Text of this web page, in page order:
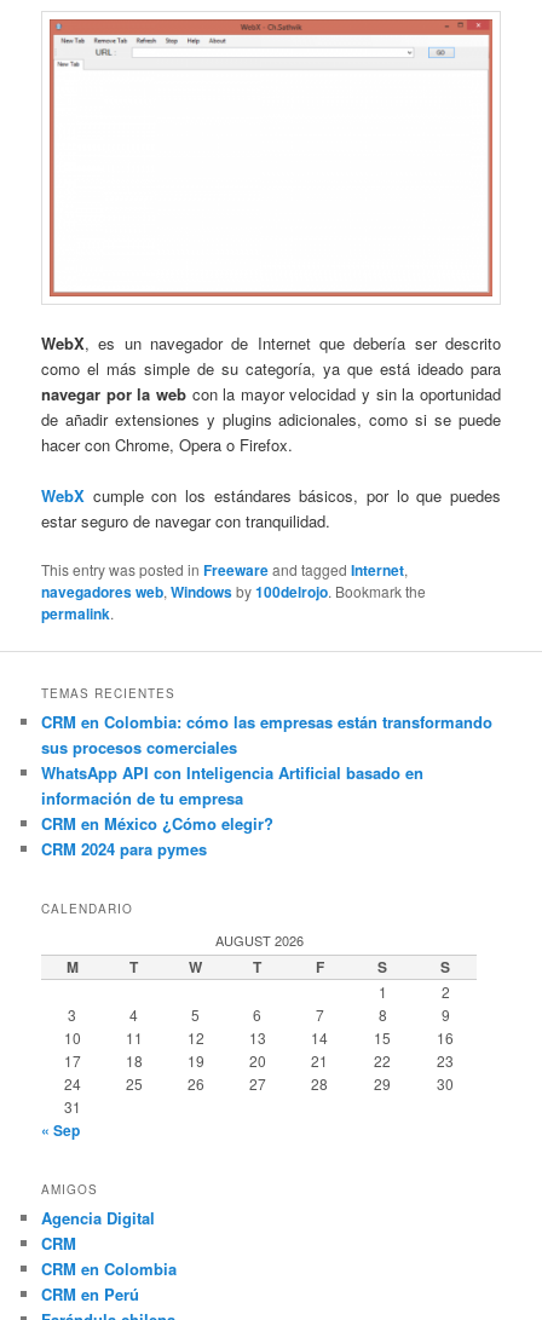
WebX, es un navegador de Internet que debería ser descrito
como el más simple de su categoría, ya que está ideado para
navegar por la webcon la mayor velocidad y sin la oportunidad
de añadir extensiones y plugins adicionales, como si se puede
hacer con Chrome, Opera o Firefox.
WebX cumple con los estándares básicos, por lo que puedes
estar seguro de navegar con tranquilidad.
This entry was posted inFreewareand taggedInternet,
navegadores web,Windowsby100delrojo. Bookmark the
permalink.
TEMAS RECIENTES
CRM en Colombia: cómo las empresas están transformando
sus procesos comerciales
WhatsApp API con Inteligencia Artificial basado en
información de tu empresa
CRM en México ¿Cómo elegir?
CRM 2024 para pymes
CALENDARIO
AUGUST 2026
M T W T F S S
1
2
3
4 5 6 7 8
9
10
11 12 13 14 15
16
17
18 19 20 21 22
23
24
25 26 27 28 29
30
31
« Sep
AMIGOS
Agencia Digital
CRM
CRM en Colombia
CRM en Perú